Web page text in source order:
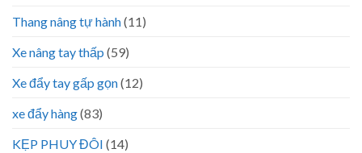
Thang nâng tự hành(11)
Xe nâng tay thấp (59)
Xe đẩy tay gấp gọn(12)
xe đẩy hàng(83)
KẸP PHUY ĐÔI (14)